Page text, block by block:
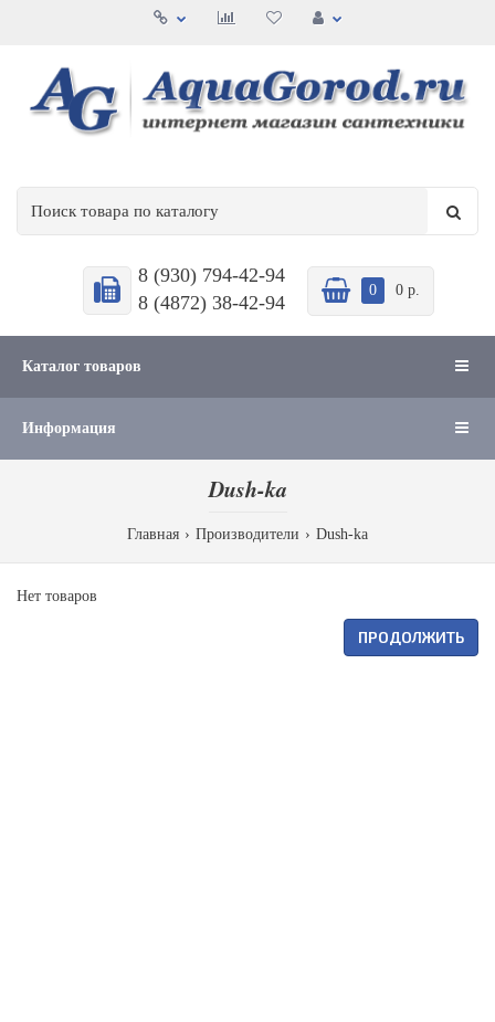
8 (930) 794-42-94
8 (4872) 38-42-94
0 0 р.
Каталог товаров
Информация
Dush-ka
Главная Производители Dush-ka
Нет товаров
ПРОДОЛЖИТЬ